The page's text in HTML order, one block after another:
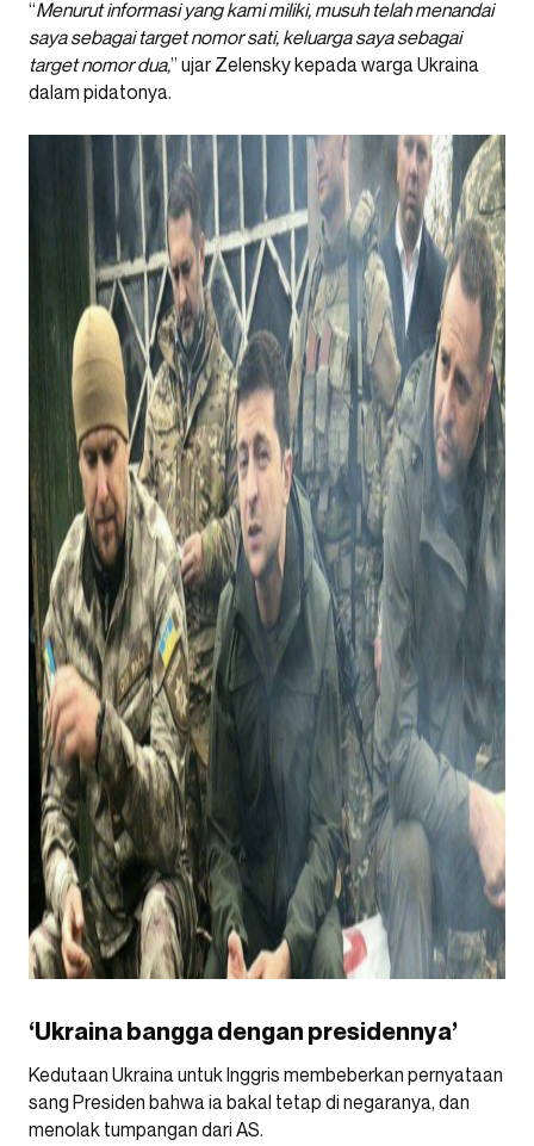
“Menurut informasi yang kami miliki, musuh telah menandai
saya sebagai target nomor sati, keluarga saya sebagai
target nomor dua,” ujar Zelensky kepada warga Ukraina
dalam pidatonya.
‘Ukraina bangga dengan presidennya’
Kedutaan Ukraina untuk Inggris membeberkan pernyataan
sang Presiden bahwa ia bakal tetap di negaranya, dan
menolak tumpangan dari AS.